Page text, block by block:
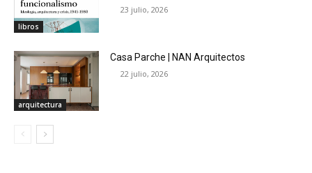
libros
23 julio, 2026
arquitectura
Casa Parche | NAN Arquitectos
22 julio, 2026